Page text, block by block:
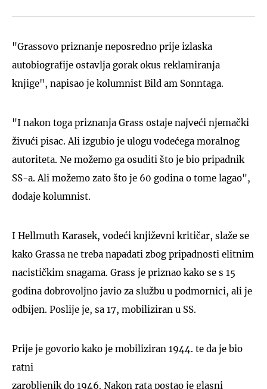
"Grassovo priznanje neposredno prije izlaska
autobiografije ostavlja gorak okus reklamiranja
knjige", napisao je kolumnist Bild am Sonntaga.
"I nakon toga priznanja Grass ostaje najveći njemački
živući pisac. Ali izgubio je ulogu vodećega moralnog
autoriteta. Ne možemo ga osuditi što je bio pripadnik
SS-a. Ali možemo zato što je 60 godina o tome lagao",
dodaje kolumnist.
I Hellmuth Karasek, vodeći književni kritičar, slaže se
kako Grassa ne treba napadati zbog pripadnosti elitnim
nacističkim snagama. Grass je priznao kako se s 15
godina dobrovoljno javio za službu u podmornici, ali je
odbijen. Poslije je, sa 17, mobiliziran u SS.
Prije je govorio kako je mobiliziran 1944. te da je bio
ratni
zarobljenik do 1946. Nakon rata postao je glasni